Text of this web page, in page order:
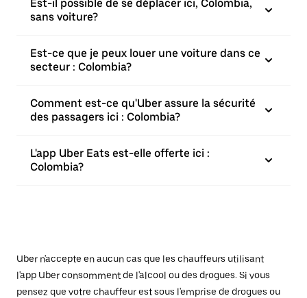
Est-il possible de se déplacer ici, Colombia,
sans voiture?
Est-ce que je peux louer une voiture dans ce
secteur : Colombia?
Comment est-ce qu'Uber assure la sécurité
des passagers ici : Colombia?
L'app Uber Eats est-elle offerte ici :
Colombia?
Uber n'accepte en aucun cas que les chauffeurs utilisant
l'app Uber consomment de l'alcool ou des drogues. Si vous
pensez que votre chauffeur est sous l'emprise de drogues ou